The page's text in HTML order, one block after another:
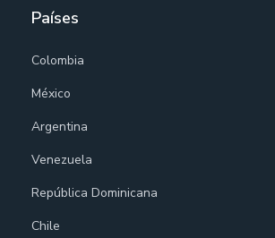
Países
Colombia
México
Argentina
Venezuela
República Dominicana
Chile